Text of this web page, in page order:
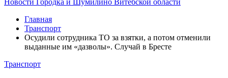
Новости Городка и Шумилино Витебской области
Главная
Транспорт
Осудили сотрудника ТО за взятки, а потом отменили
выданные им «дазволы». Случай в Бресте
Транспорт